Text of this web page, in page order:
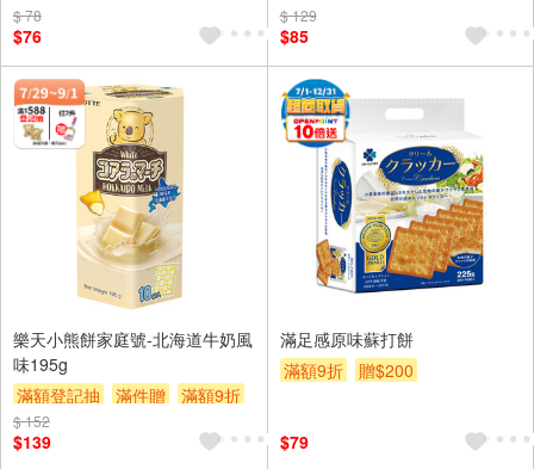
$ 78
$76
$ 129
$85
樂天小熊餅家庭號-北海道牛奶風
味195g
滿額登記抽
滿件贈
滿額9折
贈$200
$ 152
$139
滿足感原味蘇打餅
滿額9折
贈$200
$79